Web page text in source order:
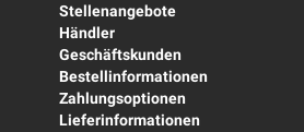
Stellenangebote
Händler
Geschäftskunden
Bestellinformationen
Zahlungsoptionen
Lieferinformationen